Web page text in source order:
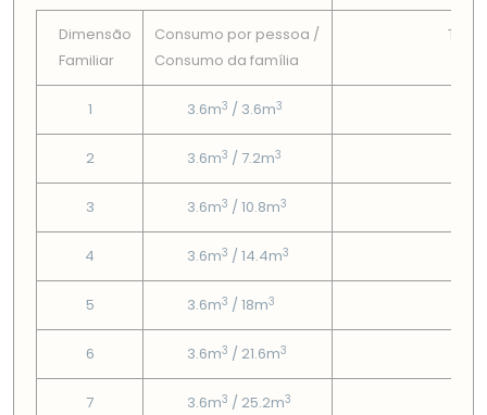
Dimensão
Familiar
Consumo por pessoa /
Consumo da famí­lia
Tarifa
1 3.6m3 / 3.6m3
2 3.6m3 / 7.2m3
3 3.6m3 / 10.8m3
4 3.6m3 / 14.4m3
5 3.6m3 / 18m3
6 3.6m3 / 21.6m3
7 3.6m3 / 25.2m3